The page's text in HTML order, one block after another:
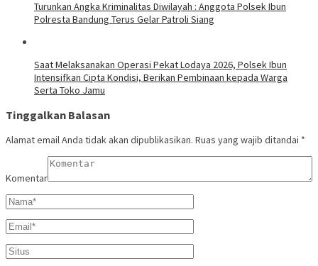
Turunkan Angka Kriminalitas Diwilayah : Anggota Polsek Ibun
Polresta Bandung Terus Gelar Patroli Siang
Saat Melaksanakan Operasi Pekat Lodaya 2026, Polsek Ibun
Intensifkan Cipta Kondisi, Berikan Pembinaan kepada Warga
Serta Toko Jamu
Tinggalkan Balasan
Alamat email Anda tidak akan dipublikasikan. Ruas yang wajib ditandai *
Komentar